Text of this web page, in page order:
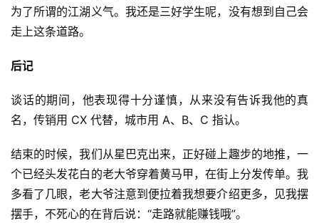
为了所谓的江湖义气。我还是三好学生呢，没有想到自己会
走上这条道路。
后记
谈话的期间，他表现得十分谨慎，从来没有告诉我他的真
名，传销用 CX 代替，城市用 A、B、C 指认。
结束的时候，我们从星巴克出来，正好碰上趣步的地推，一
个已经头发花白的老大爷穿着黄马甲，在街上分发传单。我
多看了几眼，老大爷注意到便拉着我想要介绍更多，见我摆
摆手，不死心的在背后说：“走路就能赚钱哦”。